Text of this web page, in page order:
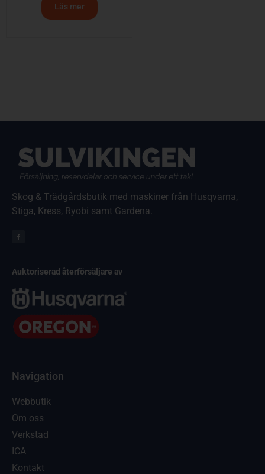
Läs mer
Skog & Trädgårdsbutik med maskiner från Husqvarna,
Stiga, Kress, Ryobi samt Gardena.
Auktoriserad återförsäljare av
Navigation
Webbutik
Om oss
Verkstad
ICA
Kontakt